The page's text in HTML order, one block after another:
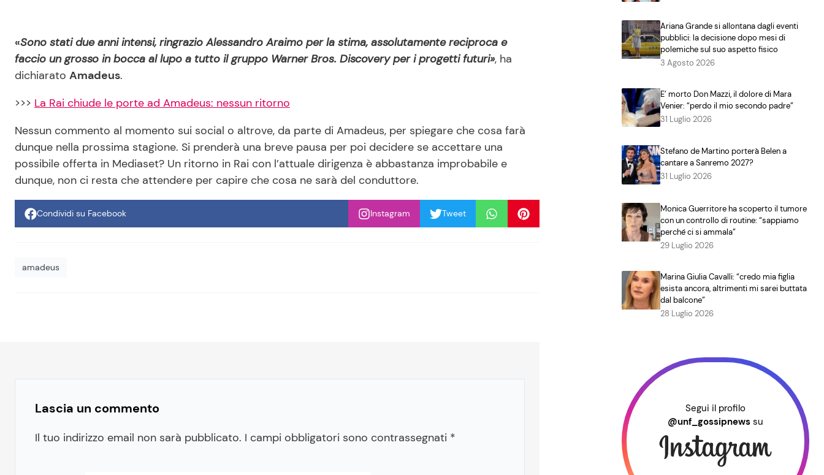
«Sono stati due anni intensi, ringrazio Alessandro Araimo per la stima, assolutamente reciproca e
faccio un grosso in bocca al lupo a tutto il gruppo Warner Bros. Discovery per i progetti futuri», ha
dichiarato Amadeus.
>>> La Rai chiude le porte ad Amadeus: nessun ritorno
Nessun commento al momento sui social o altrove, da parte di Amadeus, per spiegare che cosa farà
dunque nella prossima stagione. Si prenderà una breve pausa per poi decidere se accettare una
possibile offerta in Mediaset? Un ritorno in Rai con l’attuale dirigenza è abbastanza improbabile e
dunque, non ci resta che attendere per capire che cosa ne sarà del conduttore.
Condividi su Facebook Instagram Tweet
amadeus
Lascia un commento
Il tuo indirizzo email non sarà pubblicato. I campi obbligatori sono contrassegnati *
Ariana Grande si allontana dagli eventi
pubblici: la decisione dopo mesi di
polemiche sul suo aspetto fisico
3 Agosto 2026
E’ morto Don Mazzi, il dolore di Mara
Venier: “perdo il mio secondo padre”
31 Luglio 2026
Stefano de Martino porterà Belen a
cantare a Sanremo 2027?
31 Luglio 2026
Monica Guerritore ha scoperto il tumore
con un controllo di routine: “sappiamo
perché ci si ammala”
29 Luglio 2026
Marina Giulia Cavalli: “credo mia figlia
esista ancora, altrimenti mi sarei buttata
dal balcone”
28 Luglio 2026
Segui il profilo
@unf_gossipnews su